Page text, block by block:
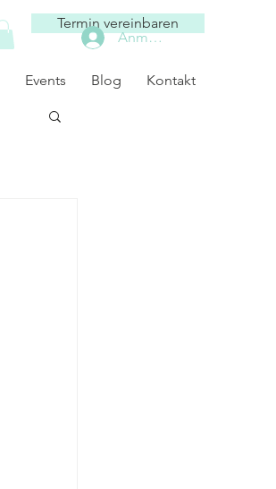
Anmelden
Termin vereinbaren
Events Blog Kontakt